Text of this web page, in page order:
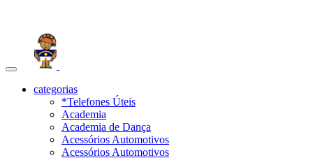
Toggle
navigationcategorias
*Telefones Úteis
Academia
Academia de Dança
Acessórios Automotivos
Acessórios Automotivos